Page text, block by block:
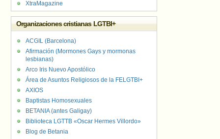
XtraMagazine
Organizaciones cristianas LGTBI+
ACGIL (Barcelona)
Afirmación (Mormones Gays y mormonas
lesbianas)
Arco Iris Nuevo Apostólico
Área de Asuntos Religiosos de la FELGTBI+
AXIOS
Baptistas Homosexuales
BETANIA (antes Galigay)
Biblioteca LGTTB «Oscar Hermes Villordo»
Blog de Betania